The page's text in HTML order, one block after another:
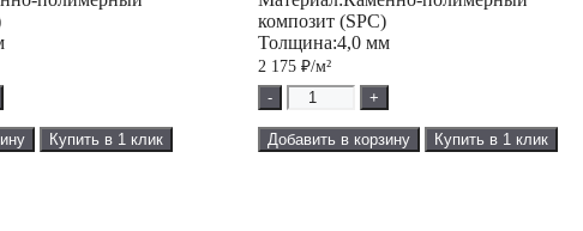
Купить в 1 клик
композит (SPC)
Толщина:4,0 мм
2 175₽/м²
-
+
Добавить в корзину Купить в 1 клик